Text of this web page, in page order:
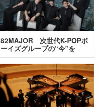
82MAJOR 次世代K-POPボ
ーイズグループの“今”を
訊…